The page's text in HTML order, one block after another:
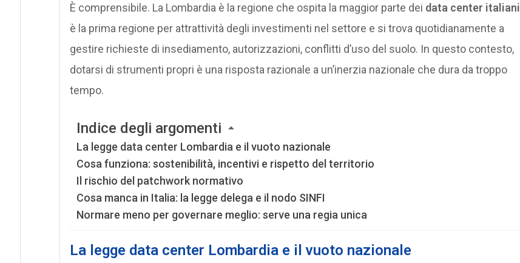
È comprensibile. La Lombardia è la regione che ospita la maggior parte dei data center italiani
è la prima regione per attrattività degli investimenti nel settore e si trova quotidianamente a
gestire richieste di insediamento, autorizzazioni, conflitti d’uso del suolo. In questo contesto,
dotarsi di strumenti propri è una risposta razionale a un’inerzia nazionale che dura da troppo
tempo.
Indice degli argomenti
La legge data center Lombardia e il vuoto nazionale
Cosa funziona: sostenibilità, incentivi e rispetto del territorio
Il rischio del patchwork normativo
Cosa manca in Italia: la legge delega e il nodo SINFI
Normare meno per governare meglio: serve una regia unica
La legge data center Lombardia e il vuoto nazionale